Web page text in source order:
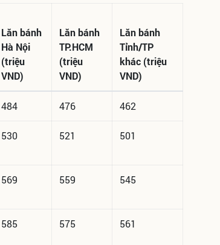
Lăn bánh
Hà Nội
(triệu
VND)
Lăn bánh
TP.HCM
(triệu
VND)
Lăn bánh
Tỉnh/TP
khác (triệu
VND)
484 476 462
530 521 501
569 559 545
585 575 561